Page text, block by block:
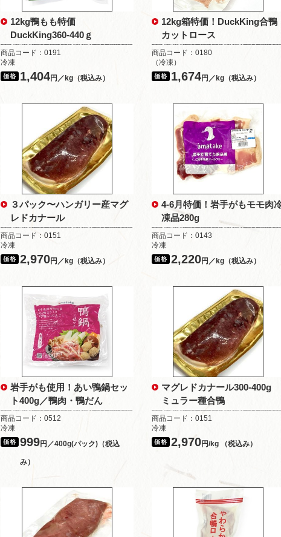
12kg鴨もも特価
DuckKing360-440ｇ
商品コード：0191
冷凍
1,404円／kg（税込み）
12kg箱特価！DuckKing合鴨
カットロース
商品コード：0180
（冷凍）
1,674円／kg（税込み）
３パック〜ハンガリー産マグ
レドカナール
商品コード：0151
冷凍
2,970円／kg（税込み）
4-6月特価！岩手がもモモ肉
凍品280g
商品コード：0143
冷凍
2,220円／kg（税込み）
岩手がも使用！あい鴨鍋セッ
ト400g／鴨肉・鴨だん
商品コード：0512
冷凍
999円／400g(パック)（税込
み）
マグレドカナール300-400g
ミュラー種合鴨
商品コード：0151
冷凍
2,970円/kg （税込み）